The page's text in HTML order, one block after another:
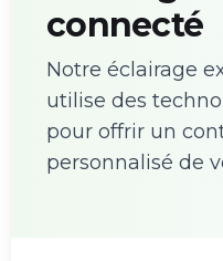
connecté
Notre éclairage
utilise des
pour offrir un
personnalisé de